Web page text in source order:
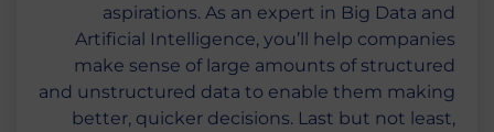
aspirations. As an expert in Big Data and
Artificial Intelligence, you’ll help companies
make sense of large amounts of structured
and unstructured data to enable them making
better, quicker decisions. Last but not least,